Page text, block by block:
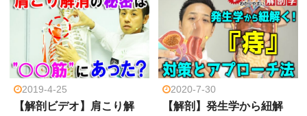
2019-4-25
【解剖ビデオ】肩こり解
2020-7-30
【解剖】発生学から紐解